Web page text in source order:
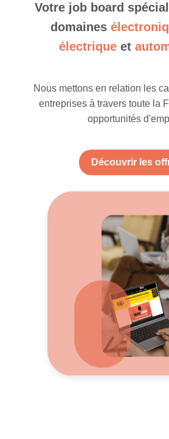
Votre job board
domaines
électriqueet
Nous mettons en relation les
entreprises à travers toute la
opportunités
Découvrir les